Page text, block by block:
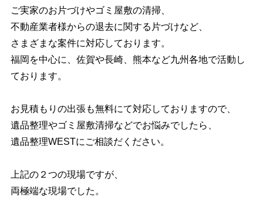
ご実家のお片づけやゴミ屋敷の清掃、
不動産業者様からの退去に関する片づけなど、
さまざまな案件に対応しております。
福岡を中心に、佐賀や長崎、熊本など九州各地で活動し
ております。
お見積もりの出張も無料にて対応しておりますので、
遺品整理やゴミ屋敷清掃などでお悩みでしたら、
遺品整理WESTにご相談だください。
上記の２つの現場ですが、
両極端な現場でした。